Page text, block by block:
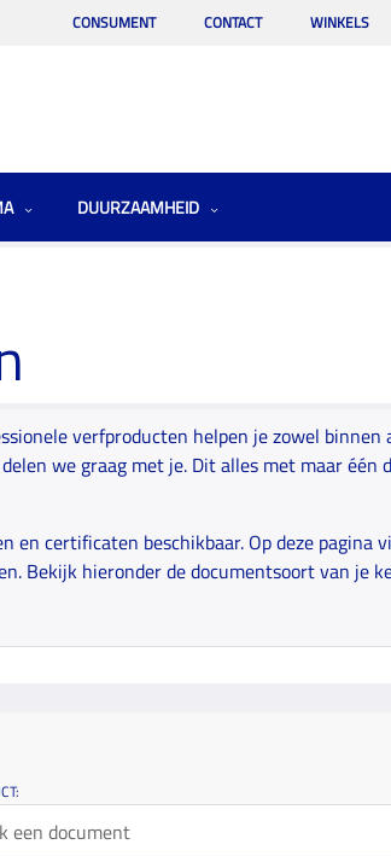
CONSUMENT CONTACT WINKELS
DUURZAAMHEID
verfproducten helpen je zowel binnen
we graag met je. Dit alles met maar één
certificaten beschikbaar. Op deze pagina
Bekijk hieronder de documentsoort van je